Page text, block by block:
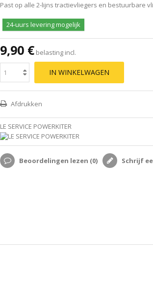
Past op alle 2-lijns tractievliegers en bestuurbare
24-uurs levering mogelijk
9,90 € belasting incl.
IN WINKELWAGEN
Afdrukken
LE SERVICE POWERKITER
Beoordelingen lezen (0) Schrijf